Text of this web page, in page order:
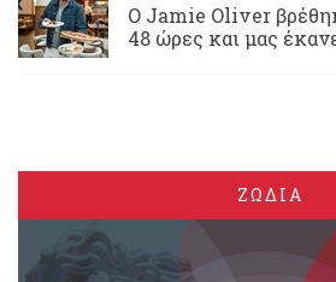
Ο Jamie Oliver
48 ώρες και μας
ΖΩΔΙΑ